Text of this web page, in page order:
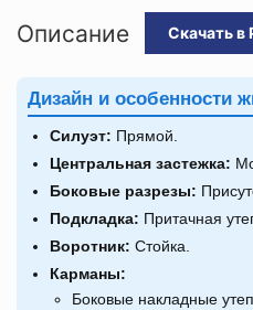
Описание Скачать в
Дизайн и особенности
Силуэт: Прямой.
Центральная застежка:
Боковые разрезы:
Подкладка: Притачная
Воротник: Стойка.
Карманы:
Боковые накладные